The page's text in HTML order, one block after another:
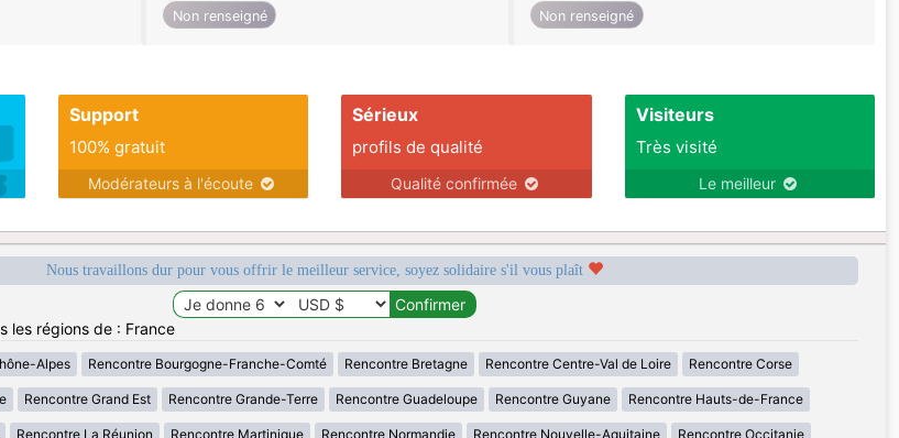
Non renseigné Non renseigné
Support
100% gratuit
Modérateurs à l'écoute
Sérieux
profils de qualité
Qualité confirmée
Visiteurs
Très visité
Le meilleur
Nous travaillons dur pour vous offrir le meilleur service, soyez solidaire s'il vous plaît
les régions de : France
Alpes Rencontre Bourgogne-Franche-Comté Rencontre Bretagne Rencontre Centre-Val de Loire Rencontre Corse
Rencontre Grand Est Rencontre Grande-Terre Rencontre Guadeloupe Rencontre Guyane Rencontre Hauts-de-France
Rencontre La Réunion Rencontre Martinique Rencontre Normandie Rencontre Nouvelle-Aquitaine Rencontre Occitanie